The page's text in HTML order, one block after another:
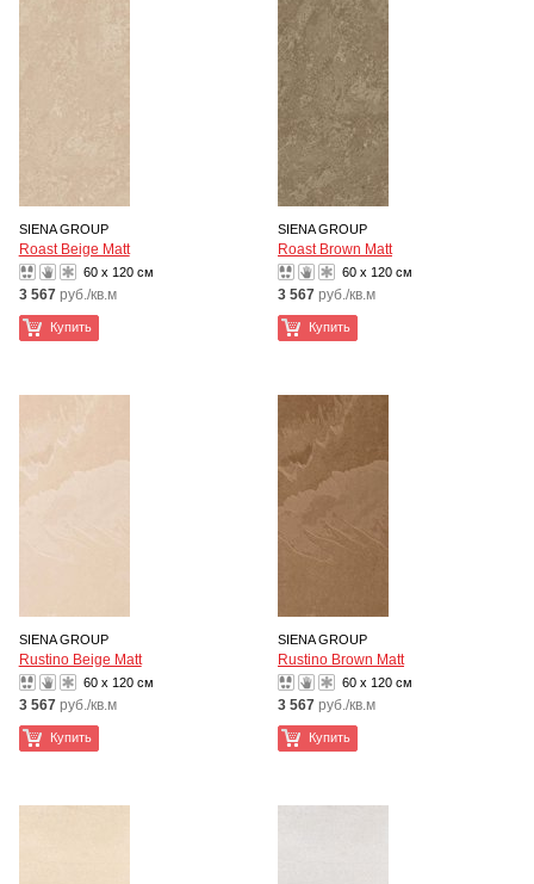
SIENA GROUP
Roast Beige Matt
60 x 120 см
3 567 руб./кв.м
Купить
SIENA GROUP
Roast Brown Matt
60 x 120 см
3 567 руб./кв.м
Купить
SIENA GROUP
Rustino Beige Matt
60 x 120 см
3 567 руб./кв.м
Купить
SIENA GROUP
Rustino Brown Matt
60 x 120 см
3 567 руб./кв.м
Купить